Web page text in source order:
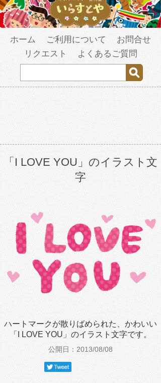
ホーム ご利用について
お問合せ
リクエスト
よくあるご質問
「I LOVE YOU」のイラスト文
字
ハートマークが散りばめられた、かわいい
「I LOVE YOU」のイラスト文字です。
公開日：2013/08/08